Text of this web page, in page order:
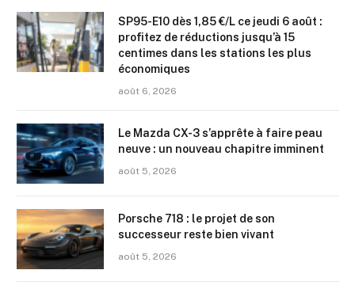
SP95-E10 dès 1,85 €/L ce jeudi 6 août :
profitez de réductions jusqu’à 15
centimes dans les stations les plus
économiques
août 6, 2026
Le Mazda CX-3 s’apprête à faire peau
neuve : un nouveau chapitre imminent
août 5, 2026
Porsche 718 : le projet de son
successeur reste bien vivant
août 5, 2026